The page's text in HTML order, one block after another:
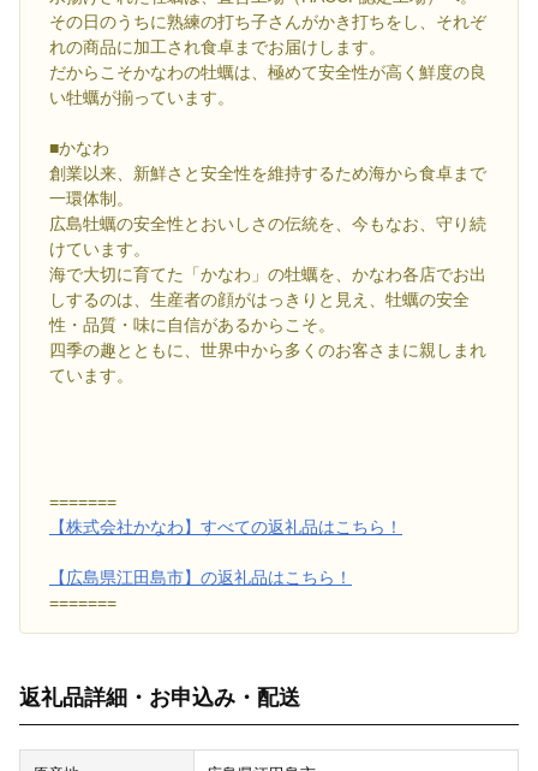
その日のうちに熟練の打ち子さんがかき打ちをし、それぞ
れの商品に加工され食卓までお届けします。
だからこそかなわの牡蠣は、極めて安全性が高く鮮度の良
い牡蠣が揃っています。
■かなわ
創業以来、新鮮さと安全性を維持するため海から食卓まで
一環体制。
広島牡蠣の安全性とおいしさの伝統を、今もなお、守り続
けています。
海で大切に育てた「かなわ」の牡蠣を、かなわ各店でお出
しするのは、生産者の顔がはっきりと見え、牡蠣の安全
性・品質・味に自信があるからこそ。
四季の趣とともに、世界中から多くのお客さまに親しまれ
ています。
=======
【株式会社かなわ】すべての返礼品はこちら！
【広島県江田島市】の返礼品はこちら！
=======
返礼品詳細・お申込み・配送